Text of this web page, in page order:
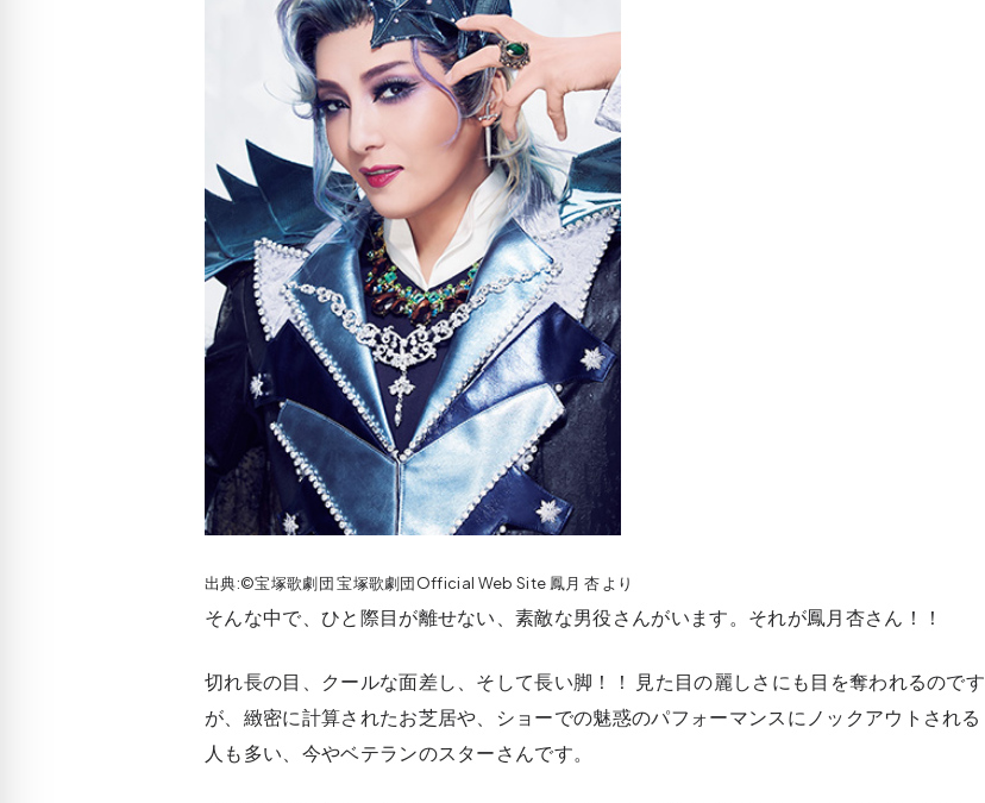
出典:©宝塚歌劇団 宝塚歌劇団Official Web Site 鳳月 杏 より
そんな中で、ひと際目が離せない、素敵な男役さんがいます。それが鳳月杏さん！！
切れ長の目、クールな面差し、そして長い脚！！ 見た目の麗しさにも目を奪われるのです
が、緻密に計算されたお芝居や、ショーでの魅惑のパフォーマンスにノックアウトされる
人も多い、今やベテランのスターさんです。